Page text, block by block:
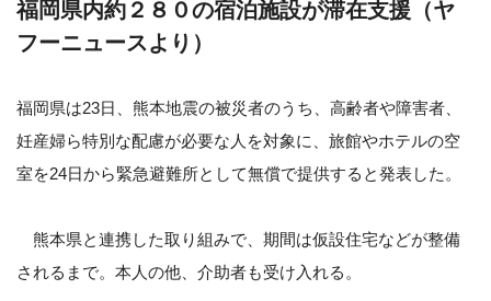
福岡県内約２８０の宿泊施設が滞在支援（ヤ
フーニュースより）
福岡県は23日、熊本地震の被災者のうち、高齢者や障害者、
妊産婦ら特別な配慮が必要な人を対象に、旅館やホテルの空
室を24日から緊急避難所として無償で提供すると発表した。
熊本県と連携した取り組みで、期間は仮設住宅などが整備
されるまで。本人の他、介助者も受け入れる。